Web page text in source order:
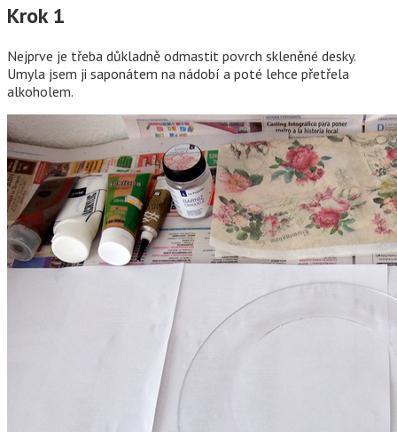
Krok 1
Nejprve je třeba důkladně odmastit povrch skleněné desky.
Umyla jsem ji saponátem na nádobí a poté lehce přetřela
alkoholem.